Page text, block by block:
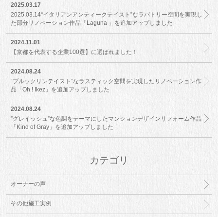
2025.03.17
2025.03.14“イタリアンアンティークテイスト”なラバトリー空間を実現し
た部分リノベーション作品「Laguna 」を追加アップしました
2024.11.01
【京都を代表する企業100選】に選ばれました！
2024.08.24
“ブルックリンテイスト”なラスティック空間を実現したリノベーション作
品「Oh ! Ikez」を追加アップしました
2024.08.24
”グレイッシュ”な色調をテーマにしたマンションデザインリフォーム作品
「Kind of Gray」を追加アップしました
カテゴリ
オーナーの声
その他施工実例